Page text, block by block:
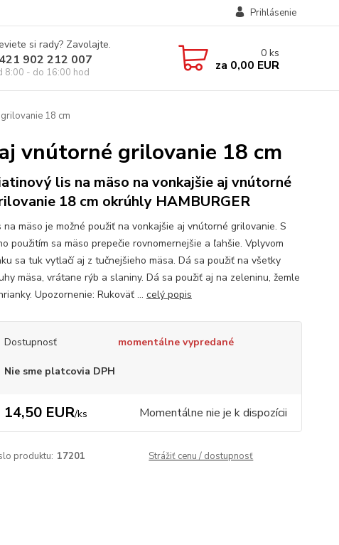
Prihlásenie
si rady? Zavolajte.
902 212 007
8:00 - do 16:00 hod
0 ks
za 0,00 EUR
18 cm
vnútorné grilovanie 18 cm
lis na mäso na vonkajšie aj vnútorné
18 cm okrúhly HAMBURGER
na mäso je možné použiť na vonkajšie aj vnútorné grilovanie. S
použitím sa mäso prepečie rovnomernejšie a ľahšie. Vplyvom
sa tuk vytlačí aj z tučnejšieho mäsa. Dá sa použiť na všetky
mäsa, vrátane rýb a slaniny. Dá sa použiť aj na zeleninu, žemle
Upozornenie: Rukoväť ... celý popis
Dostupnosť momentálne vypredané
Nie sme platcovia DPH
14,50 EUR/ks Momentálne nie je k dispozícii
produktu: 17201 Strážiť cenu / dostupnosť